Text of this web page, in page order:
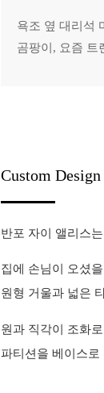
욕조 옆 대리석
곰팡이, 요즘 트
Custom Design
반포 자이 앨리스
집에 손님이 오셨
원형 거울과 넓은
원과 직각이 조화
파티션을 베이스